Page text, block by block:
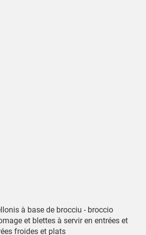
à base de brocciu - broccio
et blettes à servir en entrées et
froides et plats